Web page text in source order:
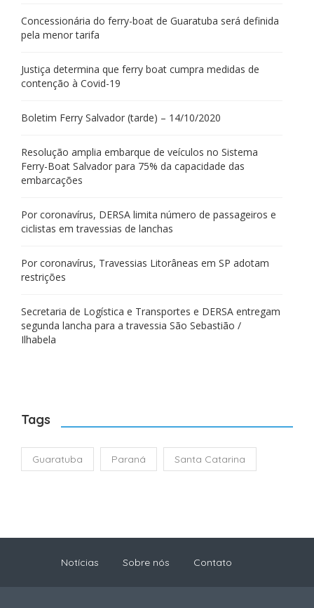
Concessionária do ferry-boat de Guaratuba será definida
pela menor tarifa
Justiça determina que ferry boat cumpra medidas de
contenção à Covid-19
Boletim Ferry Salvador (tarde) – 14/10/2020
Resolução amplia embarque de veículos no Sistema
Ferry-Boat Salvador para 75% da capacidade das
embarcações
Por coronavírus, DERSA limita número de passageiros e
ciclistas em travessias de lanchas
Por coronavírus, Travessias Litorâneas em SP adotam
restrições
Secretaria de Logística e Transportes e DERSA entregam
segunda lancha para a travessia São Sebastião /
Ilhabela
Tags
Guaratuba Paraná Santa Catarina
Notícias Sobre nós Contato